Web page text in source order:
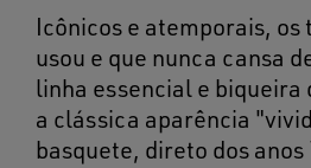
Icônicos e atemporais,
usou e que nunca cansa
linha essencial e
a clássica aparência
basquete, direto dos anos